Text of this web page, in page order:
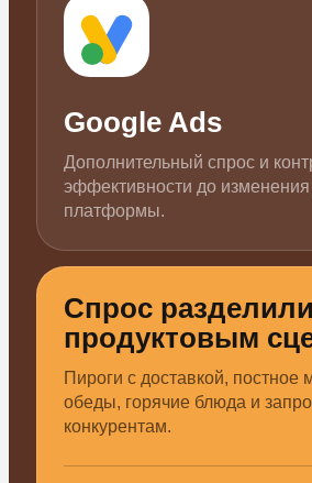
Google Ads
Дополнительный спрос и
эффективности до изменения
платформы.
Спрос
продуктовым
Пироги с доставкой, постное
обеды, горячие блюда и
конкурентам.